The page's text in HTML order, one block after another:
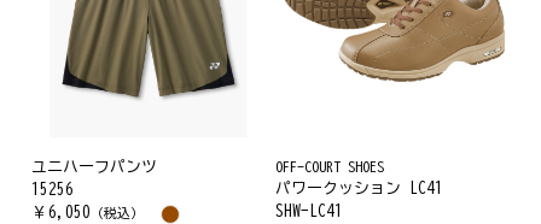
ユニハーフパンツ
15256
￥ 6,050 （税込）
OFF-COURT SHOES
パワークッション LC41
SHW-LC41